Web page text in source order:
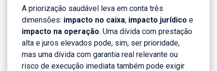
A priorização saudável leva em conta três
dimensões: impacto no caixa, impacto jurídico e
impacto na operação. Uma dívida com prestação
alta e juros elevados pode, sim, ser prioridade,
mas uma dívida com garantia real relevante ou
risco de execução imediata também pode exigir